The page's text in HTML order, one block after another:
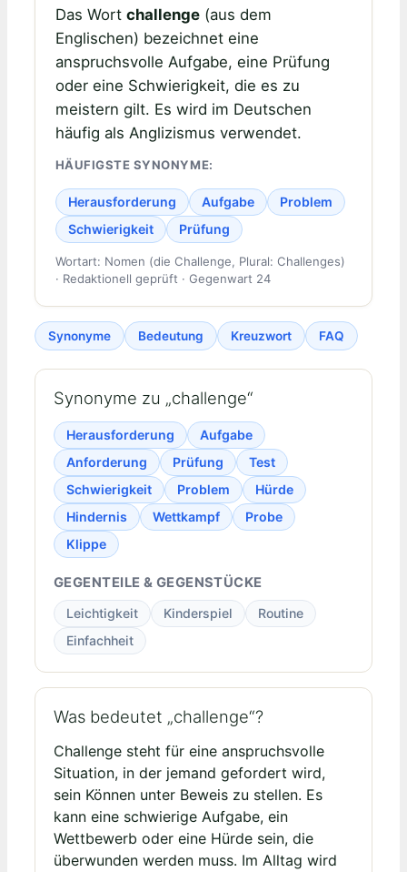
Das Wort challenge(aus dem
Englischen) bezeichnet eine
anspruchsvolle Aufgabe, eine Prüfung
oder eine Schwierigkeit, die es zu
meistern gilt. Es wird im Deutschen
häufig als Anglizismus verwendet.
HÄUFIGSTE SYNONYME:
Herausforderung Aufgabe
Problem
Schwierigkeit
Prüfung
Wortart: Nomen (die Challenge, Plural: Challenges)
· Redaktionell geprüft · Gegenwart 24
Synonyme Bedeutung Kreuzwort FAQ
Synonyme zu „challenge“
Herausforderung
Aufgabe
Anforderung
Prüfung
Test
Schwierigkeit
Problem
Hürde
Hindernis
Wettkampf
Probe
Klippe
GEGENTEILE & GEGENSTÜCKE
Leichtigkeit Kinderspiel
Routine
Einfachheit
Was bedeutet „challenge“?
Challenge steht für eine anspruchsvolle
Situation, in der jemand gefordert wird,
sein Können unter Beweis zu stellen. Es
kann eine schwierige Aufgabe, ein
Wettbewerb oder eine Hürde sein, die
überwunden werden muss. Im Alltag wird